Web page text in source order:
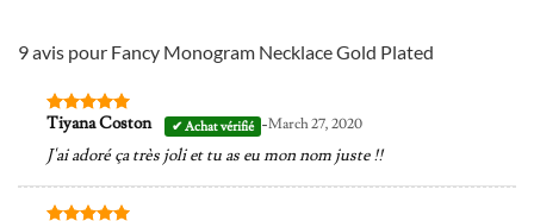
9 avis pour Fancy Monogram Necklace Gold Plated
Note5sur
Tiyana Coston -March 27, 2020
J'ai adoré ça très joli et tu as eu mon nom juste !!